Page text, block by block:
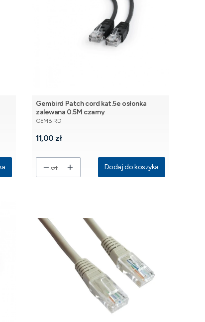
Gembird Patch cord kat.5e osłonka
zalewana 0.5M czarny
PRODUCENT
GEMBIRD
Cena
11,00 zł
szt. Dodaj do koszyka